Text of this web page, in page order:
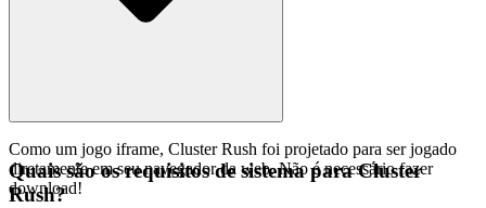
Como um jogo iframe, Cluster Rush foi projetado para ser jogado
diretamente em seu navegador da web. Não é necessário fazer
download!
Quais são os requisitos de sistema para Cluster
Rush?